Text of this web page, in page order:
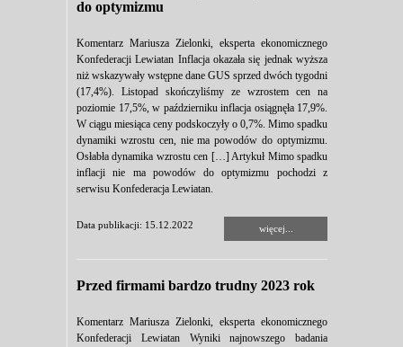
do optymizmu
Komentarz Mariusza Zielonki, eksperta ekonomicznego
Konfederacji Lewiatan Inflacja okazała się jednak wyższa
niż wskazywały wstępne dane GUS sprzed dwóch tygodni
(17,4%). Listopad skończyliśmy ze wzrostem cen na
poziomie 17,5%, w październiku inflacja osiągnęła 17,9%.
W ciągu miesiąca ceny podskoczyły o 0,7%. Mimo spadku
dynamiki wzrostu cen, nie ma powodów do optymizmu.
Osłabła dynamika wzrostu cen […] Artykuł Mimo spadku
inflacji nie ma powodów do optymizmu pochodzi z
serwisu Konfederacja Lewiatan.
Data publikacji: 15.12.2022 więcej...
Przed firmami bardzo trudny 2023 rok
Komentarz Mariusza Zielonki, eksperta ekonomicznego
Konfederacji Lewiatan Wyniki najnowszego badania